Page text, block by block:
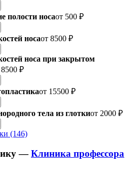
полости носаот 500 ₽
носаот 8500 ₽
носа при закрытом
8500 ₽
от 15500 ₽
тела из глоткиот 2000 ₽
(146)
—Клиника профессора